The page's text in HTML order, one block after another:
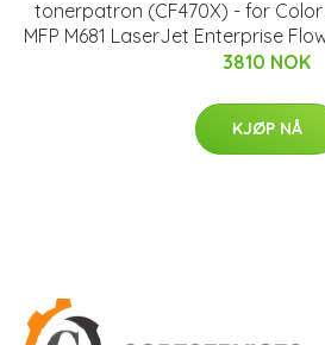
tonerpatron (CF470X) - for
MFP M681 LaserJet Enterprise
3810 NOK
KJØP NÅ